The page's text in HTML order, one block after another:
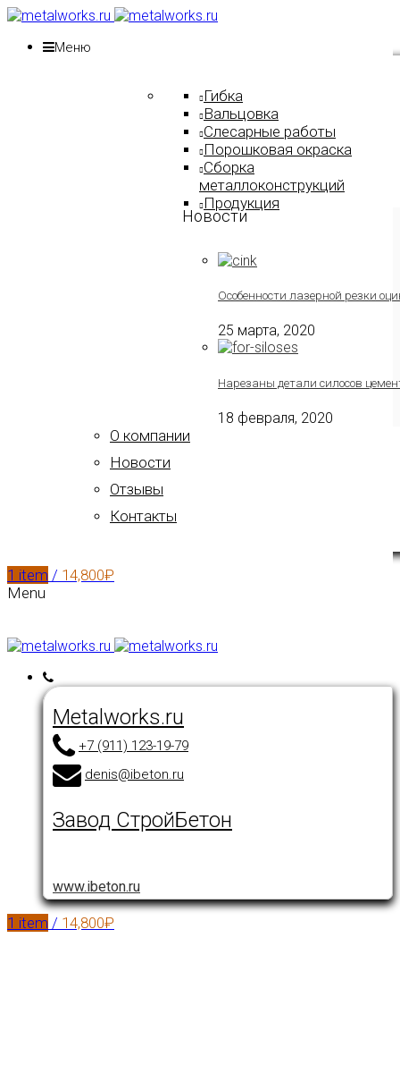
Меню
Гибка
Вальцовка
Слесарные работы
Порошковая окраска
Сборка
металлоконструкций
Продукция
Новости
Особенности лазерной резки
25 марта, 2020
Нарезаны детали силосов
18 февраля, 2020
О компании
Новости
Отзывы
Контакты
1 item / 14,800₽
Menu
Metalworks.ru
+7 (911) 123-19-79
denis@ibeton.ru
Завод СтройБетон
www.ibeton.ru
1 item / 14,800₽